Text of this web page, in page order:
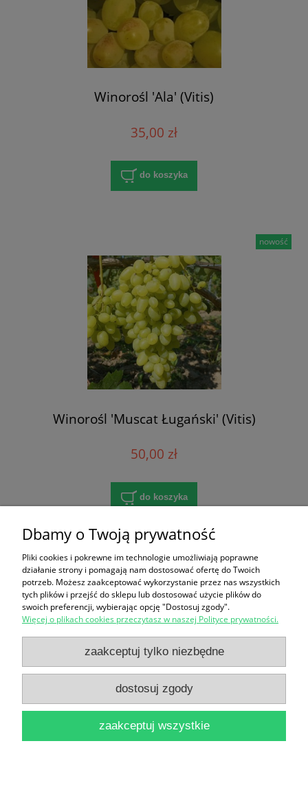
Winorośl 'Ala' (Vitis)
35,00 zł
do koszyka
Winorośl 'Muscat Ługański' (Vitis)
50,00 zł
do koszyka
nowość
Winorośl 'Mołdawa' (Vitis)
Dbamy o Twoją prywatność
Pliki cookies i pokrewne im technologie umożliwiają poprawne
działanie strony i pomagają nam dostosować ofertę do Twoich
potrzeb. Możesz zaakceptować wykorzystanie przez nas wszystkich
tych plików i przejść do sklepu lub dostosować użycie plików do
swoich preferencji, wybierając opcję "Dostosuj zgody".
Więcej o plikach cookies przeczytasz w naszej Polityce prywatności.
zaakceptuj tylko niezbędne
dostosuj zgody
zaakceptuj wszystkie